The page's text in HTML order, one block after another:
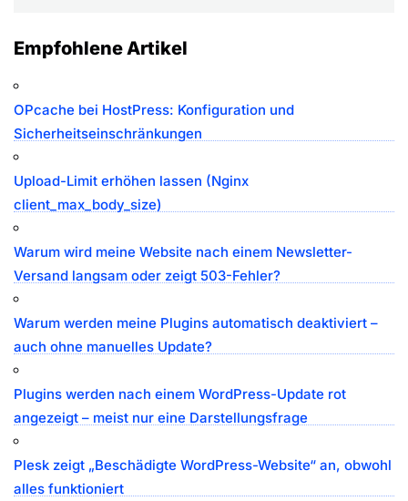
Empfohlene Artikel
OPcache bei HostPress: Konfiguration und
Sicherheitseinschränkungen
Upload-Limit erhöhen lassen (Nginx
client_max_body_size)
Warum wird meine Website nach einem Newsletter-
Versand langsam oder zeigt 503-Fehler?
Warum werden meine Plugins automatisch deaktiviert –
auch ohne manuelles Update?
Plugins werden nach einem WordPress-Update rot
angezeigt – meist nur eine Darstellungsfrage
Plesk zeigt „Beschädigte WordPress-Website“ an, obwohl
alles funktioniert